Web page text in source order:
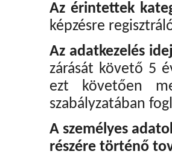
Az érintettek
képzésre
Az adatkezelés
zárását követő 5
ezt követően
szabályzatában
A személyes
részére történő